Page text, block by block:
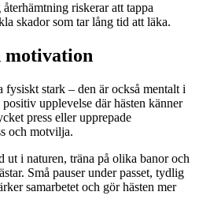
riskerar att tappa
skador som tar lång tid att läka.
motivation
stark – den är också mentalt i
upplevelse där hästen känner
press eller upprepade
och motvilja.
ut i naturen, träna på olika banor och
Små pauser under passet, tydlig
samarbetet och gör hästen mer